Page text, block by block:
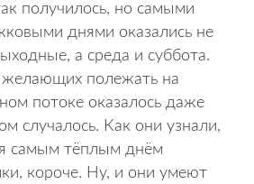
получилось, но самыми
днями оказались не
а среда и суббота.
желающих полежать на
потоке оказалось даже
случалось. Как они узнали,
самым тёплым днём
короче. Ну, и они умеют